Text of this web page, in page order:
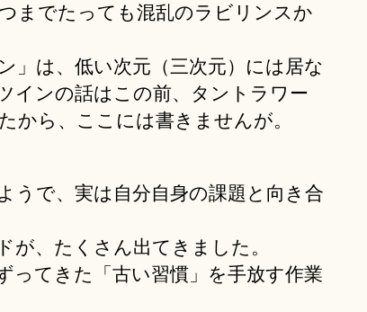
までたっても混乱のラビリンスか
」は、低い次元（三次元）には居な
インの話はこの前、タントラワー
から、ここには書きませんが。
うで、実は自分自身の課題と向き合
が、たくさん出てきました。
ってきた「古い習慣」を手放す作業